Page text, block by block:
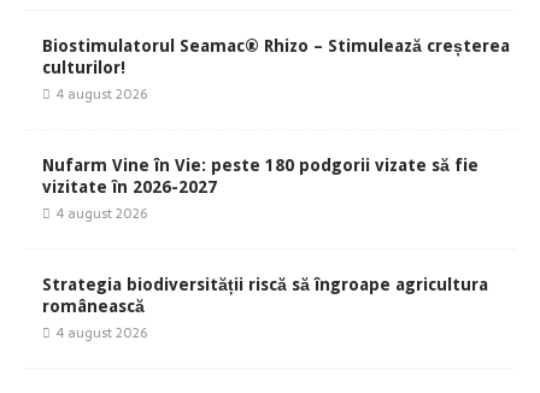
Biostimulatorul Seamac® Rhizo – Stimulează creșterea
culturilor!
4 august 2026
Nufarm Vine în Vie: peste 180 podgorii vizate să fie
vizitate în 2026-2027
4 august 2026
Strategia biodiversității riscă să îngroape agricultura
românească
4 august 2026